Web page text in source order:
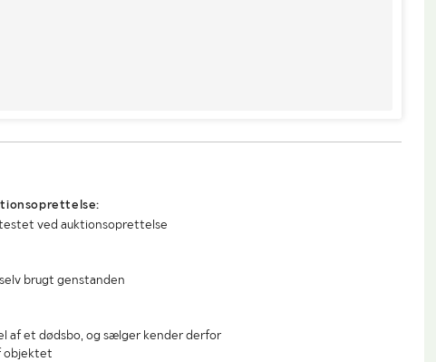
ved auktionsoprettelse
brugt genstanden
af et dødsbo, og sælger kender derfor
objektet